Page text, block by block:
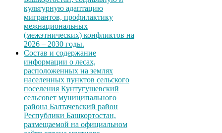
культурную адаптацию
мигрантов, профилактику
межнациональных
(межэтнических) конфликтов на
2026 – 2030 годы.
Состав и содержание
информации о лесах,
расположенных на землях
населенных пунктов сельского
поселения Кунтугушевский
сельсовет муниципального
района Балтачевский район
Республики Башкортостан,
размещаемой на официальном